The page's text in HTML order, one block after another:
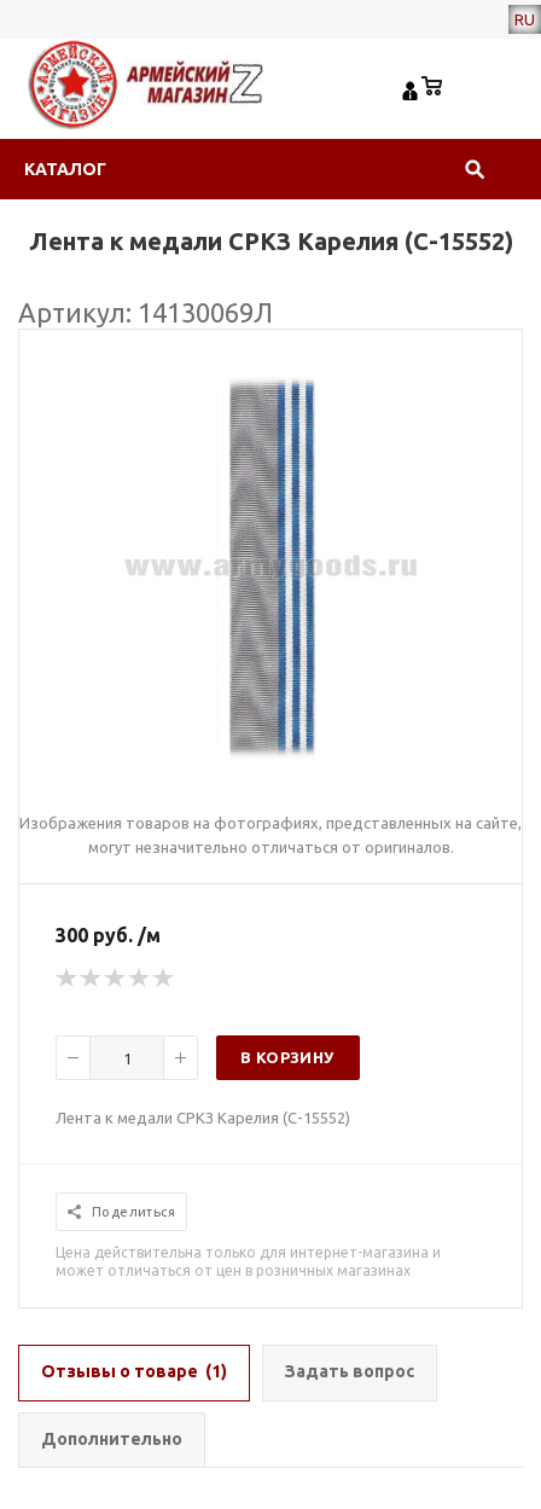
RU
КАТАЛОГ
Лента к медали СРКЗ Карелия (С-15552)
Артикул: 14130069Л
Изображения товаров на фотографиях, представленных на сайте,
могут незначительно отличаться от оригиналов.
300 руб. /м
В КОРЗИНУ
Лента к медали СРКЗ Карелия (С-15552)
Поделиться
Цена действительна только для интернет-магазина и
может отличаться от цен в розничных магазинах
Отзывы о товаре (1) Задать вопрос
Дополнительно